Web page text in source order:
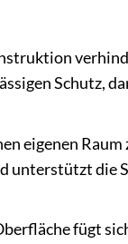
Schutz,
eigenen Raum
die
fügt